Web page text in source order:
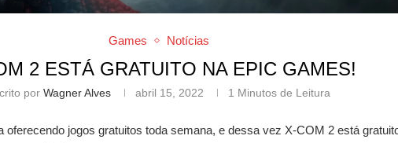
Games Notícias
2 ESTÁ GRATUITO NA EPIC GAMES!
porWagner Alves abril 15, 2022 1 Minutos de Leitura
oferecendo jogos gratuitos toda semana, e dessa vez X-COM 2 está